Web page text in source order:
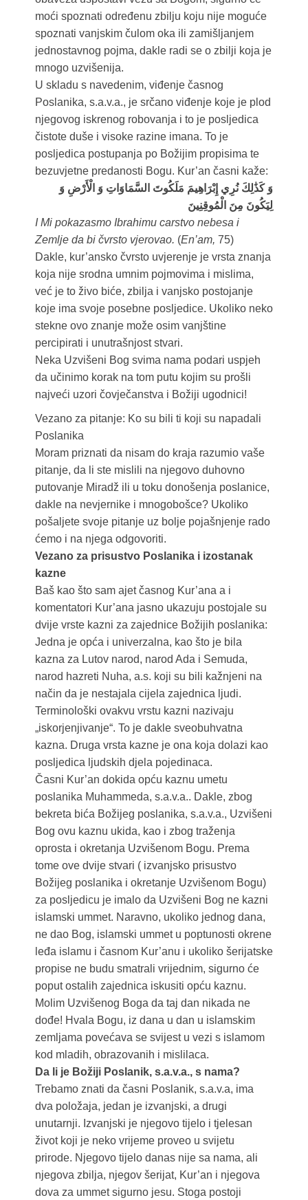
moći spoznati određenu zbilju koju nije moguće
spoznati vanjskim čulom oka ili zamišljanjem
jednostavnog pojma, dakle radi se o zbilji koja je
mnogo uzvišenija.
U skladu s navedenim, viđenje časnog
Poslanika, s.a.v.a., je srčano viđenje koje je plod
njegovog iskrenog robovanja i to je posljedica
čistote duše i visoke razine imana. To je
posljedica postupanja po Božijim propisima te
bezuvjetne predanosti Bogu. Kur’an časni kaže:
وَ كَذَٰلِكَ نُرِي إِبْرَاهِيمَ مَلَكُوتَ السَّمَاوَاتِ وَ الْأَرْضِ وَ
لِيَكُونَ مِنَ الْمُوقِنِينَ
I Mi pokazasmo Ibrahimu carstvo nebesa i
Zemlje da bi čvrsto vjerovao. (En’am, 75)
Dakle, kur’ansko čvrsto uvjerenje je vrsta znanja
koja nije srodna umnim pojmovima i mislima,
već je to živo biće, zbilja i vanjsko postojanje
koje ima svoje posebne posljedice. Ukoliko neko
stekne ovo znanje može osim vanjštine
percipirati i unutrašnjost stvari.
Neka Uzvišeni Bog svima nama podari uspjeh
da učinimo korak na tom putu kojim su prošli
najveći uzori čovječanstva i Božiji ugodnici!
Vezano za pitanje: Ko su bili ti koji su napadali
Poslanika
Moram priznati da nisam do kraja razumio vaše
pitanje, da li ste mislili na njegovo duhovno
putovanje Miradž ili u toku donošenja poslanice,
dakle na nevjernike i mnogobošce? Ukoliko
pošaljete svoje pitanje uz bolje pojašnjenje rado
ćemo i na njega odgovoriti.
Vezano za prisustvo Poslanika i izostanak
kazne
Baš kao što sam ajet časnog Kur’ana a i
komentatori Kur’ana jasno ukazuju postojale su
dvije vrste kazni za zajednice Božijih poslanika:
Jedna je opća i univerzalna, kao što je bila
kazna za Lutov narod, narod Ada i Semuda,
narod hazreti Nuha, a.s. koji su bili kažnjeni na
način da je nestajala cijela zajednica ljudi.
Terminološki ovakvu vrstu kazni nazivaju
„iskorjenjivanje“. To je dakle sveobuhvatna
kazna. Druga vrsta kazne je ona koja dolazi kao
posljedica ljudskih djela pojedinaca.
Časni Kur’an dokida opću kaznu umetu
poslanika Muhammeda, s.a.v.a.. Dakle, zbog
bekreta bića Božijeg poslanika, s.a.v.a., Uzvišeni
Bog ovu kaznu ukida, kao i zbog traženja
oprosta i okretanja Uzvišenom Bogu. Prema
tome ove dvije stvari ( izvanjsko prisustvo
Božijeg poslanika i okretanje Uzvišenom Bogu)
za posljedicu je imalo da Uzvišeni Bog ne kazni
islamski ummet. Naravno, ukoliko jednog dana,
ne dao Bog, islamski ummet u poptunosti okrene
leđa islamu i časnom Kur’anu i ukoliko šerijatske
propise ne budu smatrali vrijednim, sigurno će
poput ostalih zajednica iskusiti opću kaznu.
Molim Uzvišenog Boga da taj dan nikada ne
dođe! Hvala Bogu, iz dana u dan u islamskim
zemljama povećava se svijest u vezi s islamom
kod mladih, obrazovanih i mislilaca.
Da li je Božiji Poslanik, s.a.v.a., s nama?
Trebamo znati da časni Poslanik, s.a.v.a, ima
dva položaja, jedan je izvanjski, a drugi
unutarnji. Izvanjski je njegovo tijelo i tjelesan
život koji je neko vrijeme proveo u svijetu
prirode. Njegovo tijelo danas nije sa nama, ali
njegova zbilja, njegov šerijat, Kur’an i njegova
dova za ummet sigurno jesu. Stoga postoji